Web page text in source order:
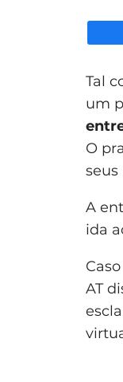
Tal
um
O
A
ida
AT